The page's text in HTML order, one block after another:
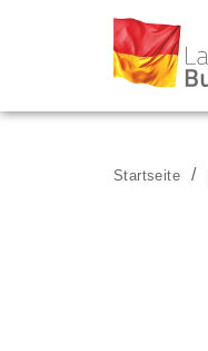
Zum Inhalt
Zum Menü
Zur Suche
Startseite